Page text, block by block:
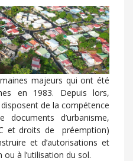
majeurs qui ont été
en 1983. Depuis lors,
de la compétence
d’urbanisme,
et droits de préemption)
et d’autorisations et
à l’utilisation du sol.